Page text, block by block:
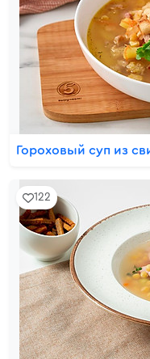
Гороховый суп из
122